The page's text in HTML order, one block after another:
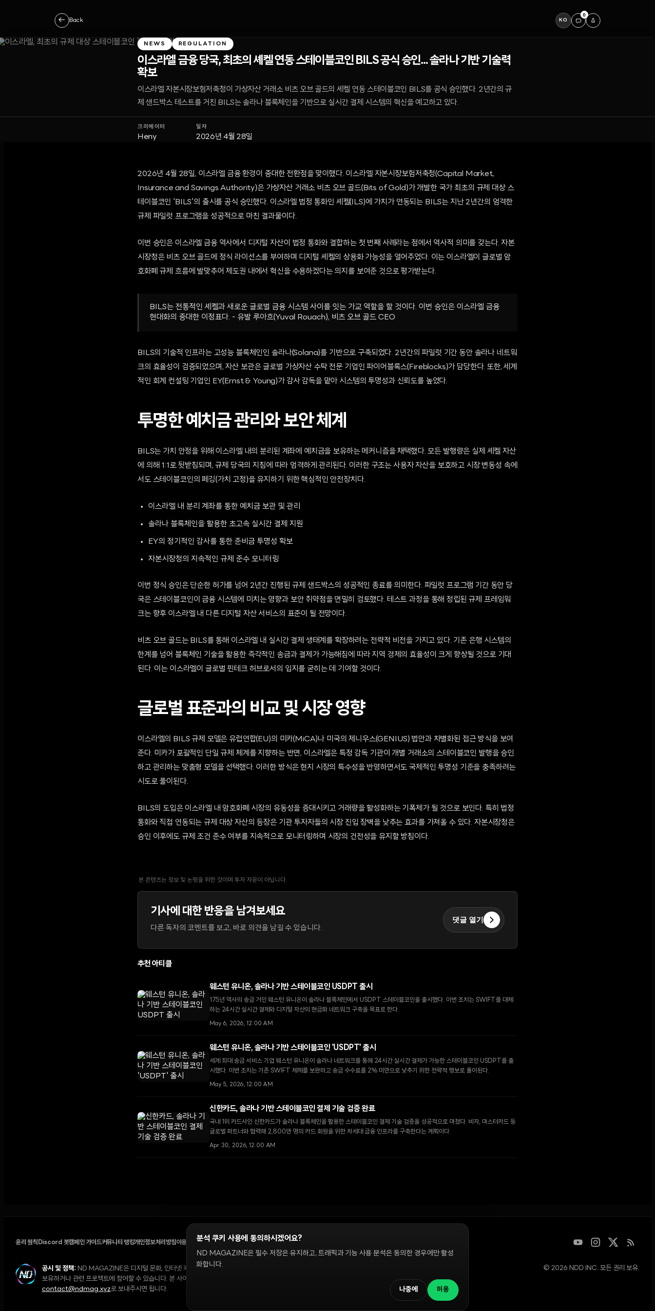
← Back KO
0
NEWS REGULATION
이스라엘 금융 당국, 최초의 셰켈 연동 스테이블코인 BILS 공식 승인... 솔라나 기반 기술력
확보
이스라엘 자본시장보험저축청이 가상자산 거래소 비츠 오브 골드의 셰켈 연동 스테이블코인 BILS를 공식 승인했다. 2년간의 규
제 샌드박스 테스트를 거친 BILS는 솔라나 블록체인을 기반으로 실시간 결제 시스템의 혁신을 예고하고 있다.
크리에이터
Heny
일자
2026년 4월 28일
2026년 4월 28일, 이스라엘 금융 환경이 중대한 전환점을 맞이했다. 이스라엘 자본시장보험저축청(Capital Market,
Insurance and Savings Authority)은 가상자산 거래소 비츠 오브 골드(Bits of Gold)가 개발한 국가 최초의 규제 대상 스
테이블코인 'BILS'의 출시를 공식 승인했다. 이스라엘 법정 통화인 셰켈(ILS)에 가치가 연동되는 BILS는 지난 2년간의 엄격한
규제 파일럿 프로그램을 성공적으로 마친 결과물이다.
이번 승인은 이스라엘 금융 역사에서 디지털 자산이 법정 통화와 결합하는 첫 번째 사례라는 점에서 역사적 의미를 갖는다. 자본
시장청은 비츠 오브 골드에 정식 라이선스를 부여하며 디지털 셰켈의 상용화 가능성을 열어주었다. 이는 이스라엘이 글로벌 암
호화폐 규제 흐름에 발맞추어 제도권 내에서 혁신을 수용하겠다는 의지를 보여준 것으로 평가받는다.
BILS는 전통적인 셰켈과 새로운 글로벌 금융 시스템 사이를 잇는 가교 역할을 할 것이다. 이번 승인은 이스라엘 금융
현대화의 중대한 이정표다. - 유발 루아흐(Yuval Rouach), 비츠 오브 골드 CEO
BILS의 기술적 인프라는 고성능 블록체인인 솔라나(Solana)를 기반으로 구축되었다. 2년간의 파일럿 기간 동안 솔라나 네트워
크의 효율성이 검증되었으며, 자산 보관은 글로벌 가상자산 수탁 전문 기업인 파이어블록스(Fireblocks)가 담당한다. 또한, 세계
적인 회계 컨설팅 기업인 EY(Ernst & Young)가 감사 감독을 맡아 시스템의 투명성과 신뢰도를 높였다.
투명한 예치금 관리와 보안 체계
BILS는 가치 안정을 위해 이스라엘 내의 분리된 계좌에 예치금을 보유하는 메커니즘을 채택했다. 모든 발행량은 실제 셰켈 자산
에 의해 1:1로 뒷받침되며, 규제 당국의 지침에 따라 엄격하게 관리된다. 이러한 구조는 사용자 자산을 보호하고 시장 변동성 속에
서도 스테이블코인의 페깅(가치 고정)을 유지하기 위한 핵심적인 안전장치다.
이스라엘 내 분리 계좌를 통한 예치금 보관 및 관리
솔라나 블록체인을 활용한 초고속 실시간 결제 지원
EY의 정기적인 감사를 통한 준비금 투명성 확보
자본시장청의 지속적인 규제 준수 모니터링
이번 정식 승인은 단순한 허가를 넘어 2년간 진행된 규제 샌드박스의 성공적인 종료를 의미한다. 파일럿 프로그램 기간 동안 당
국은 스테이블코인이 금융 시스템에 미치는 영향과 보안 취약점을 면밀히 검토했다. 테스트 과정을 통해 정립된 규제 프레임워
크는 향후 이스라엘 내 다른 디지털 자산 서비스의 표준이 될 전망이다.
비츠 오브 골드는 BILS를 통해 이스라엘 내 실시간 결제 생태계를 확장하려는 전략적 비전을 가지고 있다. 기존 은행 시스템의
한계를 넘어 블록체인 기술을 활용한 즉각적인 송금과 결제가 가능해짐에 따라 지역 경제의 효율성이 크게 향상될 것으로 기대
된다. 이는 이스라엘이 글로벌 핀테크 허브로서의 입지를 굳히는 데 기여할 것이다.
글로벌 표준과의 비교 및 시장 영향
이스라엘의 BILS 규제 모델은 유럽연합(EU)의 미카(MiCA)나 미국의 제니우스(GENIUS) 법안과 차별화된 접근 방식을 보여
준다. 미카가 포괄적인 단일 규제 체계를 지향하는 반면, 이스라엘은 특정 감독 기관이 개별 거래소의 스테이블코인 발행을 승인
하고 관리하는 맞춤형 모델을 선택했다. 이러한 방식은 현지 시장의 특수성을 반영하면서도 국제적인 투명성 기준을 충족하려는
시도로 풀이된다.
BILS의 도입은 이스라엘 내 암호화폐 시장의 유동성을 증대시키고 거래량을 활성화하는 기폭제가 될 것으로 보인다. 특히 법정
통화와 직접 연동되는 규제 대상 자산의 등장은 기관 투자자들의 시장 진입 장벽을 낮추는 효과를 가져올 수 있다. 자본시장청은
승인 이후에도 규제 조건 준수 여부를 지속적으로 모니터링하며 시장의 건전성을 유지할 방침이다.
본 콘텐츠는 정보 및 논평을 위한 것이며 투자 자문이 아닙니다.
기사에 대한 반응을 남겨보세요
다른 독자의 코멘트를 보고, 바로 의견을 남길 수 있습니다.
댓글 열기
추천 아티클
웨스턴 유니온, 솔라나 기반 스테이블코인 USDPT 출시
175년 역사의 송금 거인 웨스턴 유니온이 솔라나 블록체인에서 USDPT 스테이블코인을 출시했다. 이번 조치는 SWIFT를 대체
하는 24시간 실시간 결제와 디지털 자산의 현금화 네트워크 구축을 목표로 한다.
May 6, 2026, 12:00 AM
웨스턴 유니온, 솔라나 기반 스테이블코인 'USDPT' 출시
세계 최대 송금 서비스 기업 웨스턴 유니온이 솔라나 네트워크를 통해 24시간 실시간 결제가 가능한 스테이블코인 USDPT를 출
시했다. 이번 조치는 기존 SWIFT 체제를 보완하고 송금 수수료를 2% 미만으로 낮추기 위한 전략적 행보로 풀이된다.
May 5, 2026, 12:00 AM
신한카드, 솔라나 기반 스테이블코인 결제 기술 검증 완료
국내 1위 카드사인 신한카드가 솔라나 블록체인을 활용한 스테이블코인 결제 기술 검증을 성공적으로 마쳤다. 비자, 마스터카드 등
글로벌 파트너와 협력해 2,800만 명의 카드 회원을 위한 차세대 금융 인프라를 구축한다는 계획이다.
Apr 30, 2026, 12:00 AM
윤리 원칙 Discord 봇캠페인 가이드커뮤니티 랭킹개인정보처리방침이용약관 쿠키 설정
공시 및 정책: ND MAGAZINE은 디지털 문화, 인터넷 커뮤니티, 온체인 시장을 다룹니다. 편집팀은 독립적으로 운영되며, 필진은 이 사이트에서 다루는 디지털 자산을
보유하거나 관련 프로젝트에 참여할 수 있습니다. 본 사이트의 의견과 해설은 정보 제공 및 논평을 위한 것이며 투자 자문이 아닙니다. 정책 문의와 편집 요청은
contact@ndmag.xyz로 보내주시면 됩니다.
© 2026 NDD INC. 모든 권리 보유.
분석 쿠키 사용에 동의하시겠어요?
ND MAGAZINE은 필수 저장은 유지하고, 트래픽과 기능 사용 분석은 동의한 경우에만 활성
화합니다.
나중에 허용